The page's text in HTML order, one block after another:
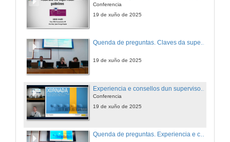
Conferencia
19 de xuño de 2025
Quenda de preguntas. Claves da supervisión de candidatos/as 2025
19 de xuño de 2025
Conferencia
19 de xuño de 2025
Quenda de preguntas. Experiencia e consellos dun supervisor en MSCA PF